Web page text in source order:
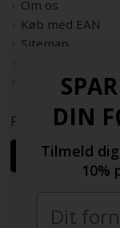
Om os
Køb med EAN
Sitemap
Følg os herDIN
Tilmeld
10%